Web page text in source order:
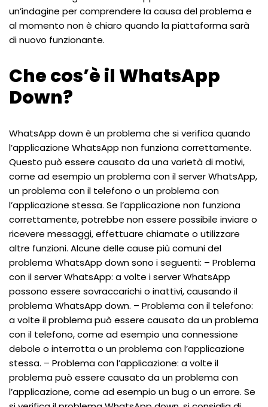
un’indagine per comprendere la causa del problema e
al momento non è chiaro quando la piattaforma sarà
di nuovo funzionante.
Che cos’è il WhatsApp
Down?
WhatsApp down è un problema che si verifica quando
l’applicazione WhatsApp non funziona correttamente.
Questo può essere causato da una varietà di motivi,
come ad esempio un problema con il server WhatsApp,
un problema con il telefono o un problema con
l’applicazione stessa. Se l’applicazione non funziona
correttamente, potrebbe non essere possibile inviare o
ricevere messaggi, effettuare chiamate o utilizzare
altre funzioni. Alcune delle cause più comuni del
problema WhatsApp down sono i seguenti: – Problema
con il server WhatsApp: a volte i server WhatsApp
possono essere sovraccarichi o inattivi, causando il
problema WhatsApp down. – Problema con il telefono:
a volte il problema può essere causato da un problema
con il telefono, come ad esempio una connessione
debole o interrotta o un problema con l’applicazione
stessa. – Problema con l’applicazione: a volte il
problema può essere causato da un problema con
l’applicazione, come ad esempio un bug o un errore. Se